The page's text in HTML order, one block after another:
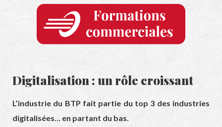
Digitalisation : un rôle croissant
L’industrie du BTP fait partie du top 3 des industries
digitalisées… en partant du bas.